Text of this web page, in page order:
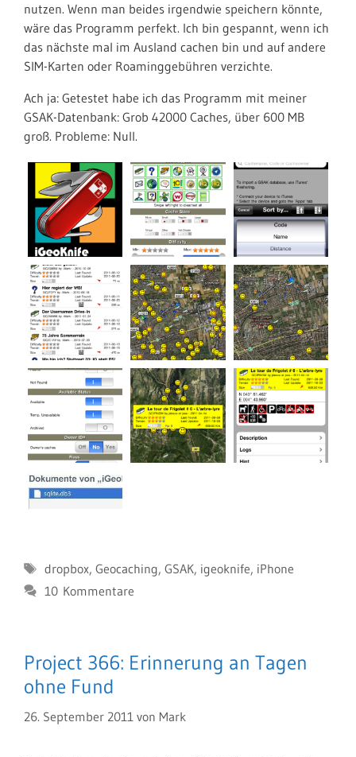
nutzen. Wenn man beides irgendwie speichern könnte,
wäre das Programm perfekt. Ich bin gespannt, wenn ich
das nächste mal im Ausland cachen bin und auf andere
SIM-Karten oder Roaminggebühren verzichte.
Ach ja: Getestet habe ich das Programm mit meiner
GSAK-Datenbank: Grob 42000 Caches, über 600 MB
groß. Probleme: Null.
Schlagwörter
dropbox, Geocaching, GSAK, igeoknife, iPhone
10 Kommentare
Project 366: Erinnerung an Tagen
ohne Fund
26. September 2011 von Mark